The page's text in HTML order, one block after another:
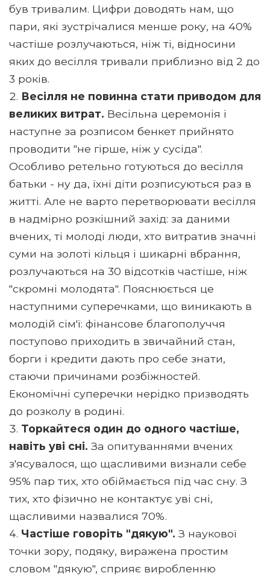
був тривалим. Цифри доводять нам, що
пари, які зустрічалися менше року, на 40%
частіше розлучаються, ніж ті, відносини
яких до весілля тривали приблизно від 2 до
3 років.
Весілля не повинна стати приводом для
великих витрат. Весільна церемонія і
наступне за розписом бенкет прийнято
проводити "не гірше, ніж у сусіда".
Особливо ретельно готуються до весілля
батьки - ну да, їхні діти розписуються раз в
житті. Але не варто перетворювати весілля
в надмірно розкішний захід: за даними
вчених, ті молоді люди, хто витратив значні
суми на золоті кільця і ​​шикарні вбрання,
розлучаються на 30 відсотків частіше, ніж
"скромні молодята". Пояснюється це
наступними суперечками, що виникають в
молодій сім'ї: фінансове благополуччя
поступово приходить в звичайний стан,
борги і кредити дають про себе знати,
стаючи причинами розбіжностей.
Економічні суперечки нерідко призводять
до розколу в родині.
Торкайтеся один до одного частіше,
навіть уві сні. За опитуваннями вчених
з'ясувалося, що щасливими визнали себе
95% пар тих, хто обіймається під час сну. З
тих, хто фізично не контактує уві сні,
щасливими назвалися 70%.
Частіше говоріть "дякую". З наукової
точки зору, подяку, виражена простим
словом "дякую", сприяє виробленню